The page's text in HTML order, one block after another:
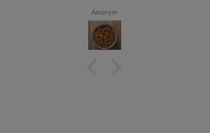
Tees schmecken genauso gut! Einen
nach dem anderen Tee werde ich nun
genießen! Das besondere an diesem
Tee ist , dass er so natürlich schmeckt.
Ich mag es nicht, wenn manche
B.S.